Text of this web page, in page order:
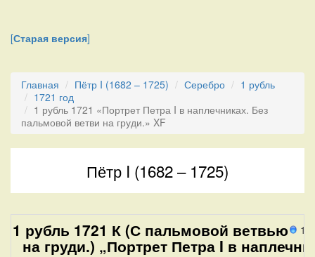
[Старая версия]
Главная Пётр I (1682 – 1725) Серебро
1 рубль
1721 год
1 рубль 1721 «Портрет Петра I в наплечниках. Без
пальмовой ветви на груди.» XF
Пётр I (1682 – 1725)
1 рубль 1721 К (С пальмовой ветвью
на груди.) „Портрет Петра I в